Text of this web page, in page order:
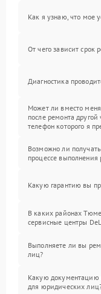
Как я узнаю, что мое
От чего зависит срок
Диагностика
Может ли вместо
после ремонта
телефон которого я
Возможно ли
процессе выполнения
Какую гарантию вы
В каких районах
сервисные центры
Выполняете ли вы
лиц?
Какую документацию
для юридических